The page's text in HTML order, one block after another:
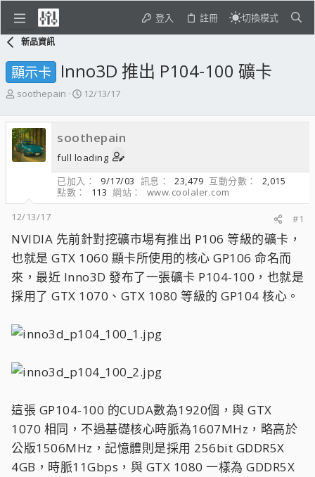
登入 註冊 切換模式
新品資訊
顯示卡 Inno3D 推出 P104-100 礦卡
主
發
起
人
soothepain
開
日
期
12/13/17
soothepain
full loading
已加入
9/17/03 訊息 23,479 互動分數
2,015
點數
113 網站
www.coolaler.com
12/13/17
#1
NVIDIA 先前針對挖礦市場有推出 P106 等級的礦卡，
也就是 GTX 1060 顯卡所使用的核心 GP106 命名而
來，最近 Inno3D 發布了一張礦卡 P104-100，也就是
採用了 GTX 1070、GTX 1080 等級的 GP104 核心。
這張 GP104-100 的CUDA數為1920個，與 GTX
1070 相同，不過基礎核心時脈為1607MHz，略高於
公版1506MHz，記憶體則是採用 256bit GDDR5X
4GB，時脈11Gbps，與 GTX 1080 一樣為 GDDR5X